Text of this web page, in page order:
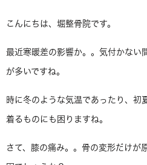
こんにちは、堀整骨院です。
最近寒暖差の影響か。。気付かない
が多いですね。
時に冬のような気温であったり、初
着るものにも困りますね。
さて、膝の痛み。。骨の変形だけが